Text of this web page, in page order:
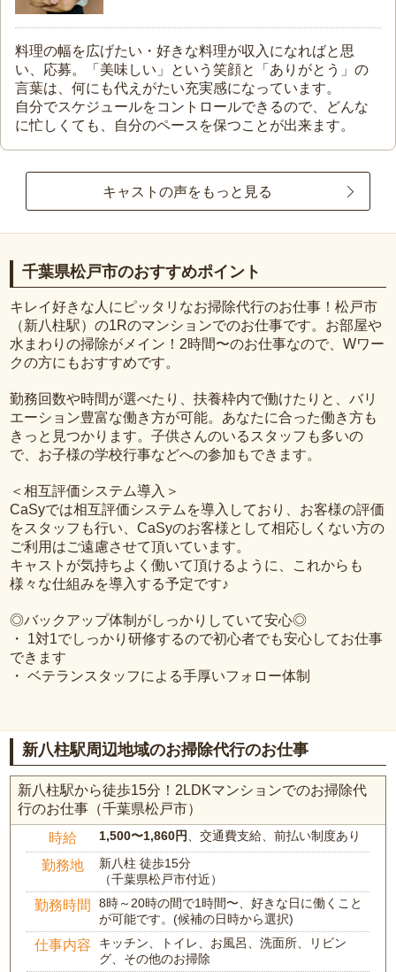
料理の幅を広げたい・好きな料理が収入になればと思
い、応募。「美味しい」という笑顔と「ありがとう」の
言葉は、何にも代えがたい充実感になっています。
自分でスケジュールをコントロールできるので、どんな
に忙しくても、自分のペースを保つことが出来ます。
キャストの声をもっと見る
千葉県松戸市のおすすめポイント
キレイ好きな人にピッタリなお掃除代行のお仕事！松戸市
（新八柱駅）の1Rのマンションでのお仕事です。お部屋や
水まわりの掃除がメイン！2時間〜のお仕事なので、Wワー
クの方にもおすすめです。
勤務回数や時間が選べたり、扶養枠内で働けたりと、バリ
エーション豊富な働き方が可能。あなたに合った働き方も
きっと見つかります。子供さんのいるスタッフも多いの
で、お子様の学校行事などへの参加もできます。
＜相互評価システム導入＞
CaSyでは相互評価システムを導入しており、お客様の評価
をスタッフも行い、CaSyのお客様として相応しくない方の
ご利用はご遠慮させて頂いています。
キャストが気持ちよく働いて頂けるように、これからも
様々な仕組みを導入する予定です♪
◎バックアップ体制がしっかりしていて安心◎
・ 1対1でしっかり研修するので初心者でも安心してお仕事
できます
・ ベテランスタッフによる手厚いフォロー体制
新八柱駅周辺地域のお掃除代行のお仕事
新八柱駅から徒歩15分！2LDKマンションでのお掃除代
行のお仕事（千葉県松戸市）
時給 1,500〜1,860円、交通費支給、前払い制度あり
勤務地
新八柱 徒歩15分
（千葉県松戸市付近）
勤務時間
8時～20時の間で1時間〜、好きな日に働くこと
が可能です。(候補の日時から選択)
仕事内容
キッチン、トイレ、お風呂、洗面所、リビン
グ、その他のお掃除